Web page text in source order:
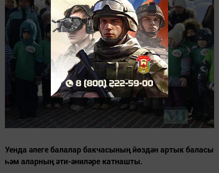
Уенда әлеге балалар бакчасының йөздән артык баласы
һәм аларның әти-әниләре катнашты.